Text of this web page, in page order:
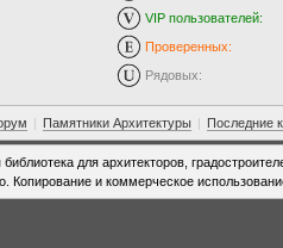
VIP пользователей:
Проверенных:
Рядовых:
| Памятники Архитектуры | Последние
для архитекторов,
Копирование и коммерческое